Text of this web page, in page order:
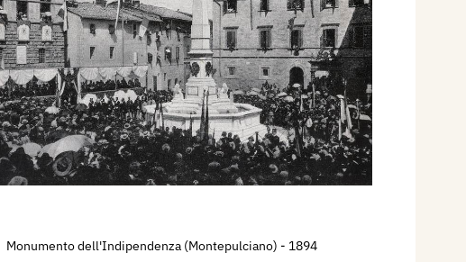
Monumento dell'Indipendenza (Montepulciano) - 1894